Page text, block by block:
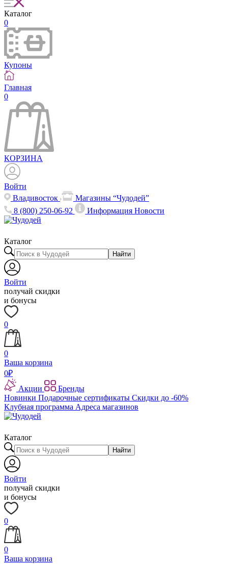
Каталог
0
Купоны
Главная
0
КОРЗИНА
Войти
Владивосток
Магазины “Чудодей”
8 (800) 250-06-92
ИнформацияНовости
Каталог
Найти
Войти
получай скидки
и бонусы
0
0
Ваша корзина
0₽
Акции
Бренды
Новинки Подарочные сертификаты Скидки до -60%
Клубная программа Адреса магазинов
Каталог
Найти
Войти
получай скидки
и бонусы
0
0
Ваша корзина